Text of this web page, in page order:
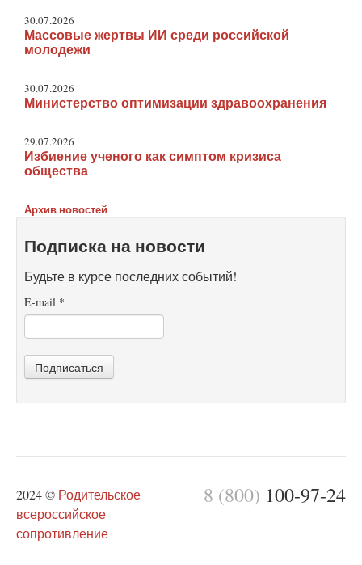
30.07.2026
Массовые жертвы ИИ среди российской
молодежи
30.07.2026
Министерство оптимизации здравоохранения
29.07.2026
Избиение ученого как симптом кризиса
общества
Архив новостей
Подписка на новости
Будьте в курсе последних событий!
E-mail *
Подписаться
8 (800) 100-97-24
2024 © Родительское
всероссийское
сопротивление